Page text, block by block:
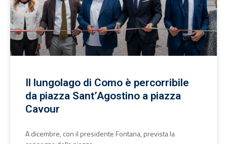
Il lungolago di Como è percorribile
da piazza Sant’Agostino a piazza
Cavour
A dicembre, con il presidente Fontana, prevista la